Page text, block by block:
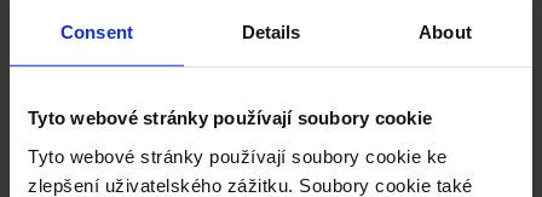
Consent Details About
Tyto webové stránky používají soubory cookie
Tyto webové stránky používají soubory cookie ke
zlepšení uživatelského zážitku. Soubory cookie také